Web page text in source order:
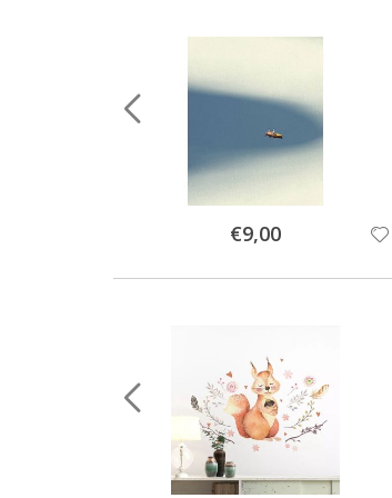
Special
Price
€9,00